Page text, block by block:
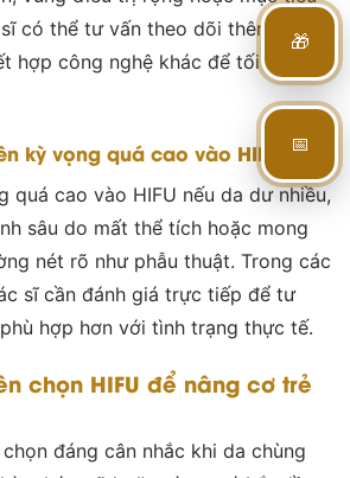
có thể tư vấn theo dõi thêm, duy
hợp công nghệ khác để tối ưu
kỳ vọng quá cao vào HIFU?
quá cao vào HIFU nếu da dư nhiều,
sâu do mất thể tích hoặc mong
nét rõ như phẫu thuật. Trong các
sĩ cần đánh giá trực tiếp để tư
hợp hơn với tình trạng thực tế.
chọn HIFU để nâng cơ trẻ
đáng cân nhắc khi da chùng
🎁
📅